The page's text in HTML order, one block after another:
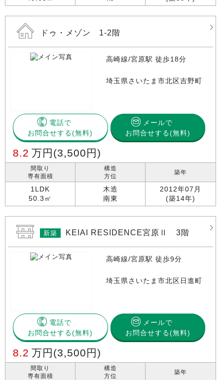
ドゥ・メゾン 1-2階
高崎線/宮原駅 徒歩18分
埼玉県さいたま市北区吉野町
電話で
お問合せする
メールで
お問合せする(無料)
8.2 万円 (3,500円)
間取り
専有面積
1LDK
50.3㎡
構造
方位
木造
南東
築年
2012年07月
(築14年)
新築 KEIAI RESIDENCE宮原Ⅱ 3階
高崎線/宮原駅 徒歩9分
埼玉県さいたま市北区日進町
電話で
お問合せする
メールで
お問合せする(無料)
8.2 万円 (3,500円)
間取り
専有面積
構造
方位
築年